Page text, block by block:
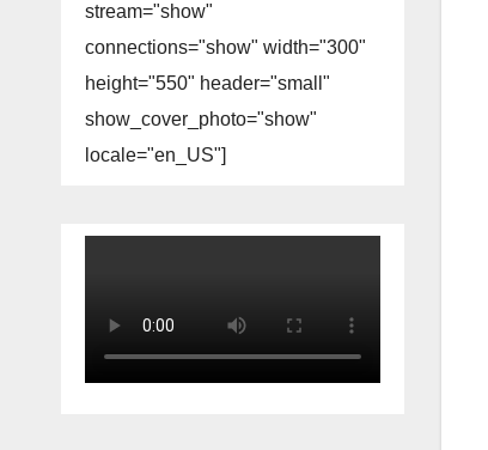
stream="show"
connections="show" width="300"
height="550" header="small"
show_cover_photo="show"
locale="en_US"]